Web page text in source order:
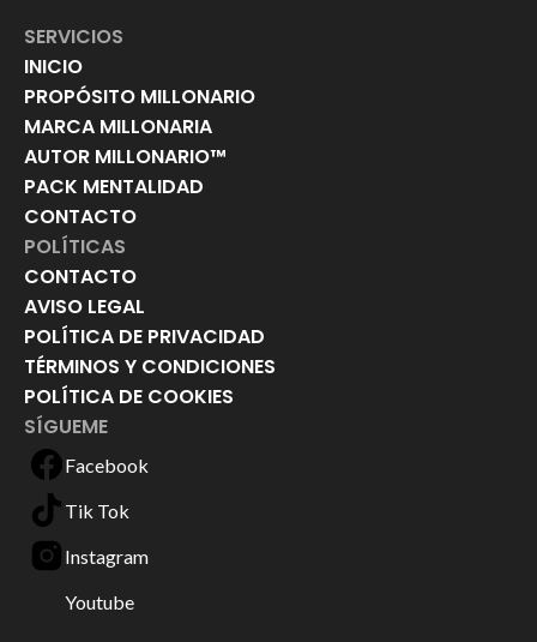
SERVICIOS
INICIO
PROPÓSITO MILLONARIO
MARCA MILLONARIA
AUTOR MILLONARIO™
PACK MENTALIDAD
CONTACTO
POLÍTICAS
CONTACTO
AVISO LEGAL
POLÍTICA DE PRIVACIDAD
TÉRMINOS Y CONDICIONES
POLÍTICA DE COOKIES
SÍGUEME
Facebook
Tik Tok
Instagram
Youtube